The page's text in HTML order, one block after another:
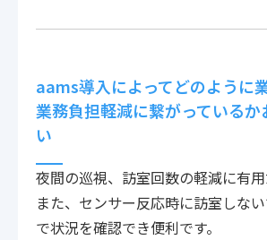
aams導入によってどのように
業務負担軽減に繋がっているか
い
夜間の巡視、訪室回数の軽減に有用
また、センサー反応時に訪室しな
で状況を確認でき便利です。